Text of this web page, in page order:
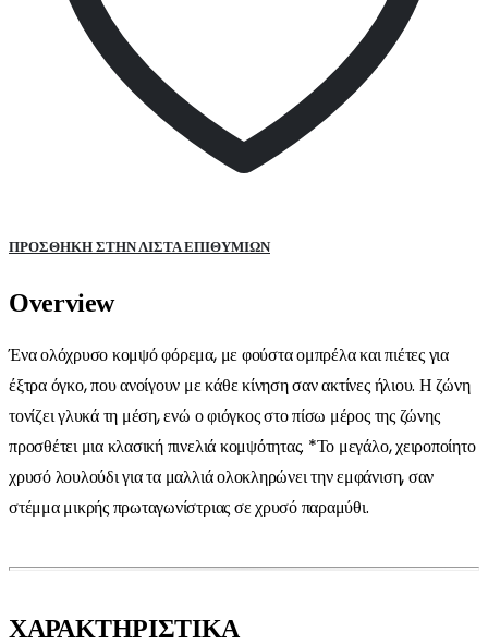
ΠΡΌΣΘΉΚΗ ΣΤΗΝ ΛΊΣΤΑ ΕΠΙΘΥΜΙΏΝ
Overview
Ένα ολόχρυσο κομψό φόρεμα, με φούστα ομπρέλα και πιέτες για
έξτρα όγκο, που ανοίγουν με κάθε κίνηση σαν ακτίνες ήλιου. Η ζώνη
τονίζει γλυκά τη μέση, ενώ ο φιόγκος στο πίσω μέρος της ζώνης
προσθέτει μια κλασική πινελιά κομψότητας. *Το μεγάλο, χειροποίητο
χρυσό λουλούδι για τα μαλλιά ολοκληρώνει την εμφάνιση, σαν
στέμμα μικρής πρωταγωνίστριας σε χρυσό παραμύθι.
ΧΑΡΑΚΤΗΡΙΣΤΙΚΑ